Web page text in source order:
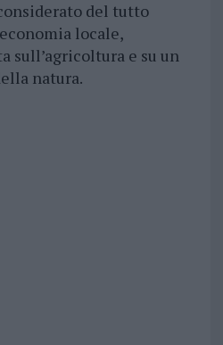
del tutto
locale,
sull’agricoltura e su un
natura.